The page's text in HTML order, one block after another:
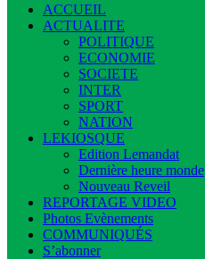
ACCUEIL
ACTUALITE
POLITIQUE
ECONOMIE
SOCIETE
INTER
SPORT
NATION
LEKIOSQUE
Edition Lemandat
Dernière heure monde
Nouveau Reveil
REPORTAGE VIDEO
Photos Evènements
COMMUNIQUÉS
S’abonner